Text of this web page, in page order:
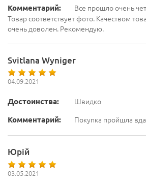
Комментарий:
Все прошло очень
Товар соответствует фото. Качеством
очень доволен. Рекомендую.
Svitlana Wyniger
04.09.2021
Достоинства:
Швидко
Комментарий:
Покупка пройшла
Юрій
03.05.2021